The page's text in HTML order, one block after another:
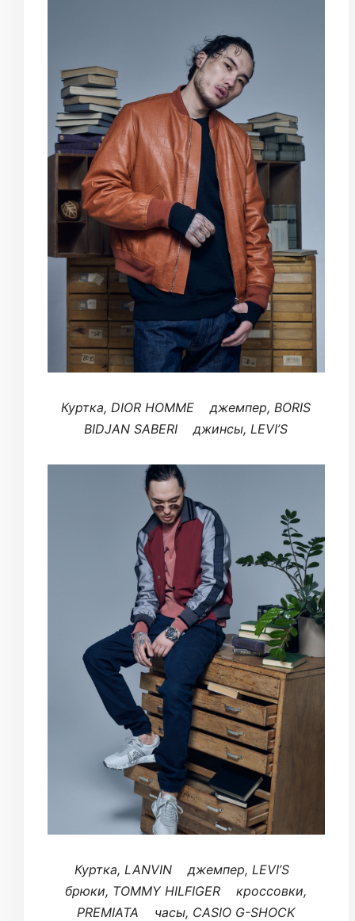
Куртка, DIOR HOMME джемпер, BORIS
BIDJAN SABERI джинсы, LEVI’S
Куртка, LANVIN джемпер, LEVI’S
брюки, TOMMY HILFIGER кроссовки,
PREMIATA часы, CASIO G-SHOCK